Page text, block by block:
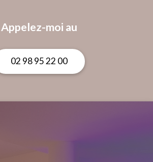
Appelez-moi au
02 98 95 22 00